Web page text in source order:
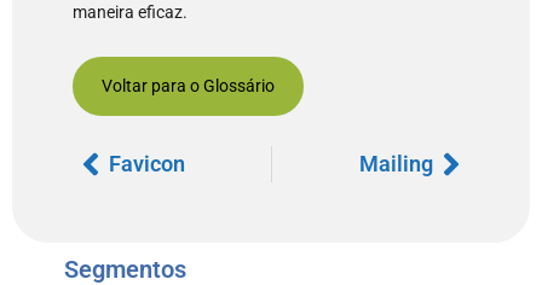
maneira eficaz.
Voltar para o Glossário
Favicon Mailing
Segmentos